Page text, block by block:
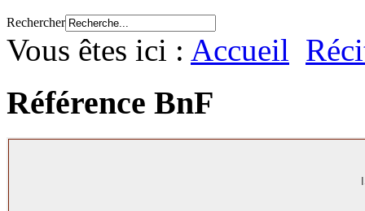
Rechercher
Vous êtes ici : Accueil
Référence BnF